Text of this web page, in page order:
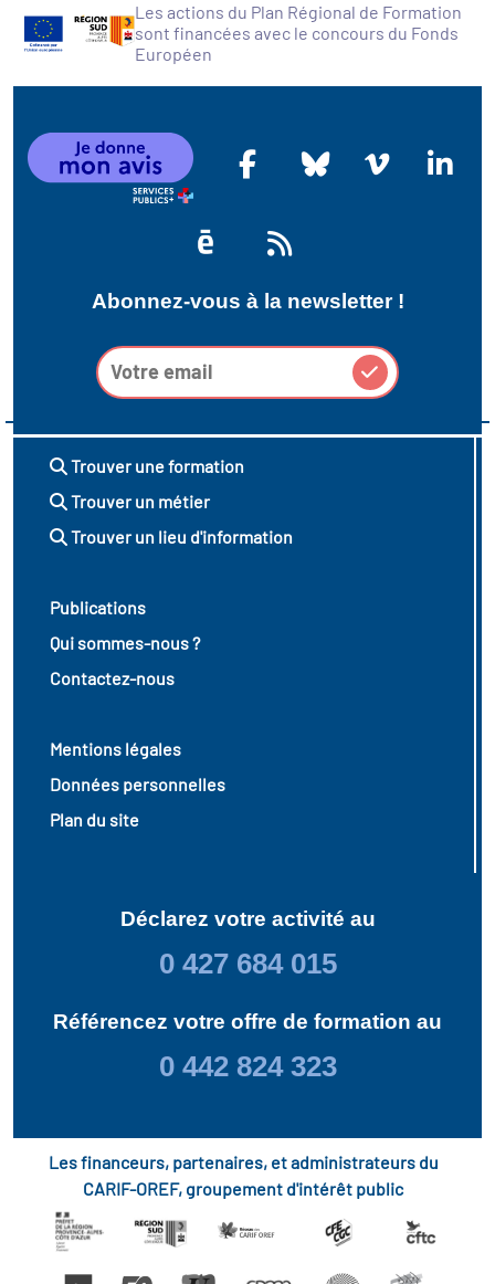
Les actions du Plan Régional de Formation
sont financées avec le concours du Fonds
Européen
Abonnez-vous à la newsletter !
Trouver une formation
Trouver un métier
Trouver un lieu d'information
Publications
Qui sommes-nous ?
Contactez-nous
Mentions légales
Données personnelles
Plan du site
Déclarez votre activité au
0 427 684 015
Référencez votre offre de formation au
0 442 824 323
Les financeurs, partenaires, et administrateurs du
CARIF-OREF, groupement d'intérêt public